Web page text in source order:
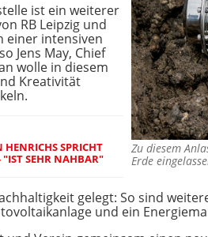
Zu diesem
Erde
ist ein weiterer
RB Leipzig und
einer intensiven
Jens May, Chief
wolle in diesem
Kreativität
HENRICHS SPRICHT
"IST SEHR NAHBAR"
gelegt: So sind
und ein